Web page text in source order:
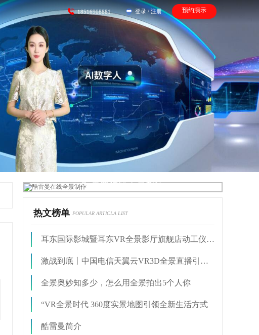
18516908881 登录 / 注册 预约演示
酷雷曼在线全景制作
热文榜单 POPULAR ARTICLA LIST
耳东国际影城暨耳东VR全景影厅旗舰店动工仪式盛大举行
激战到底丨中国电信天翼云VR3D全景直播引燃拳击热火
全景奥妙知多少，怎么用全景拍出5个人你
“VR全景时代 360度实景地图引领全新生活方式
酷雷曼简介